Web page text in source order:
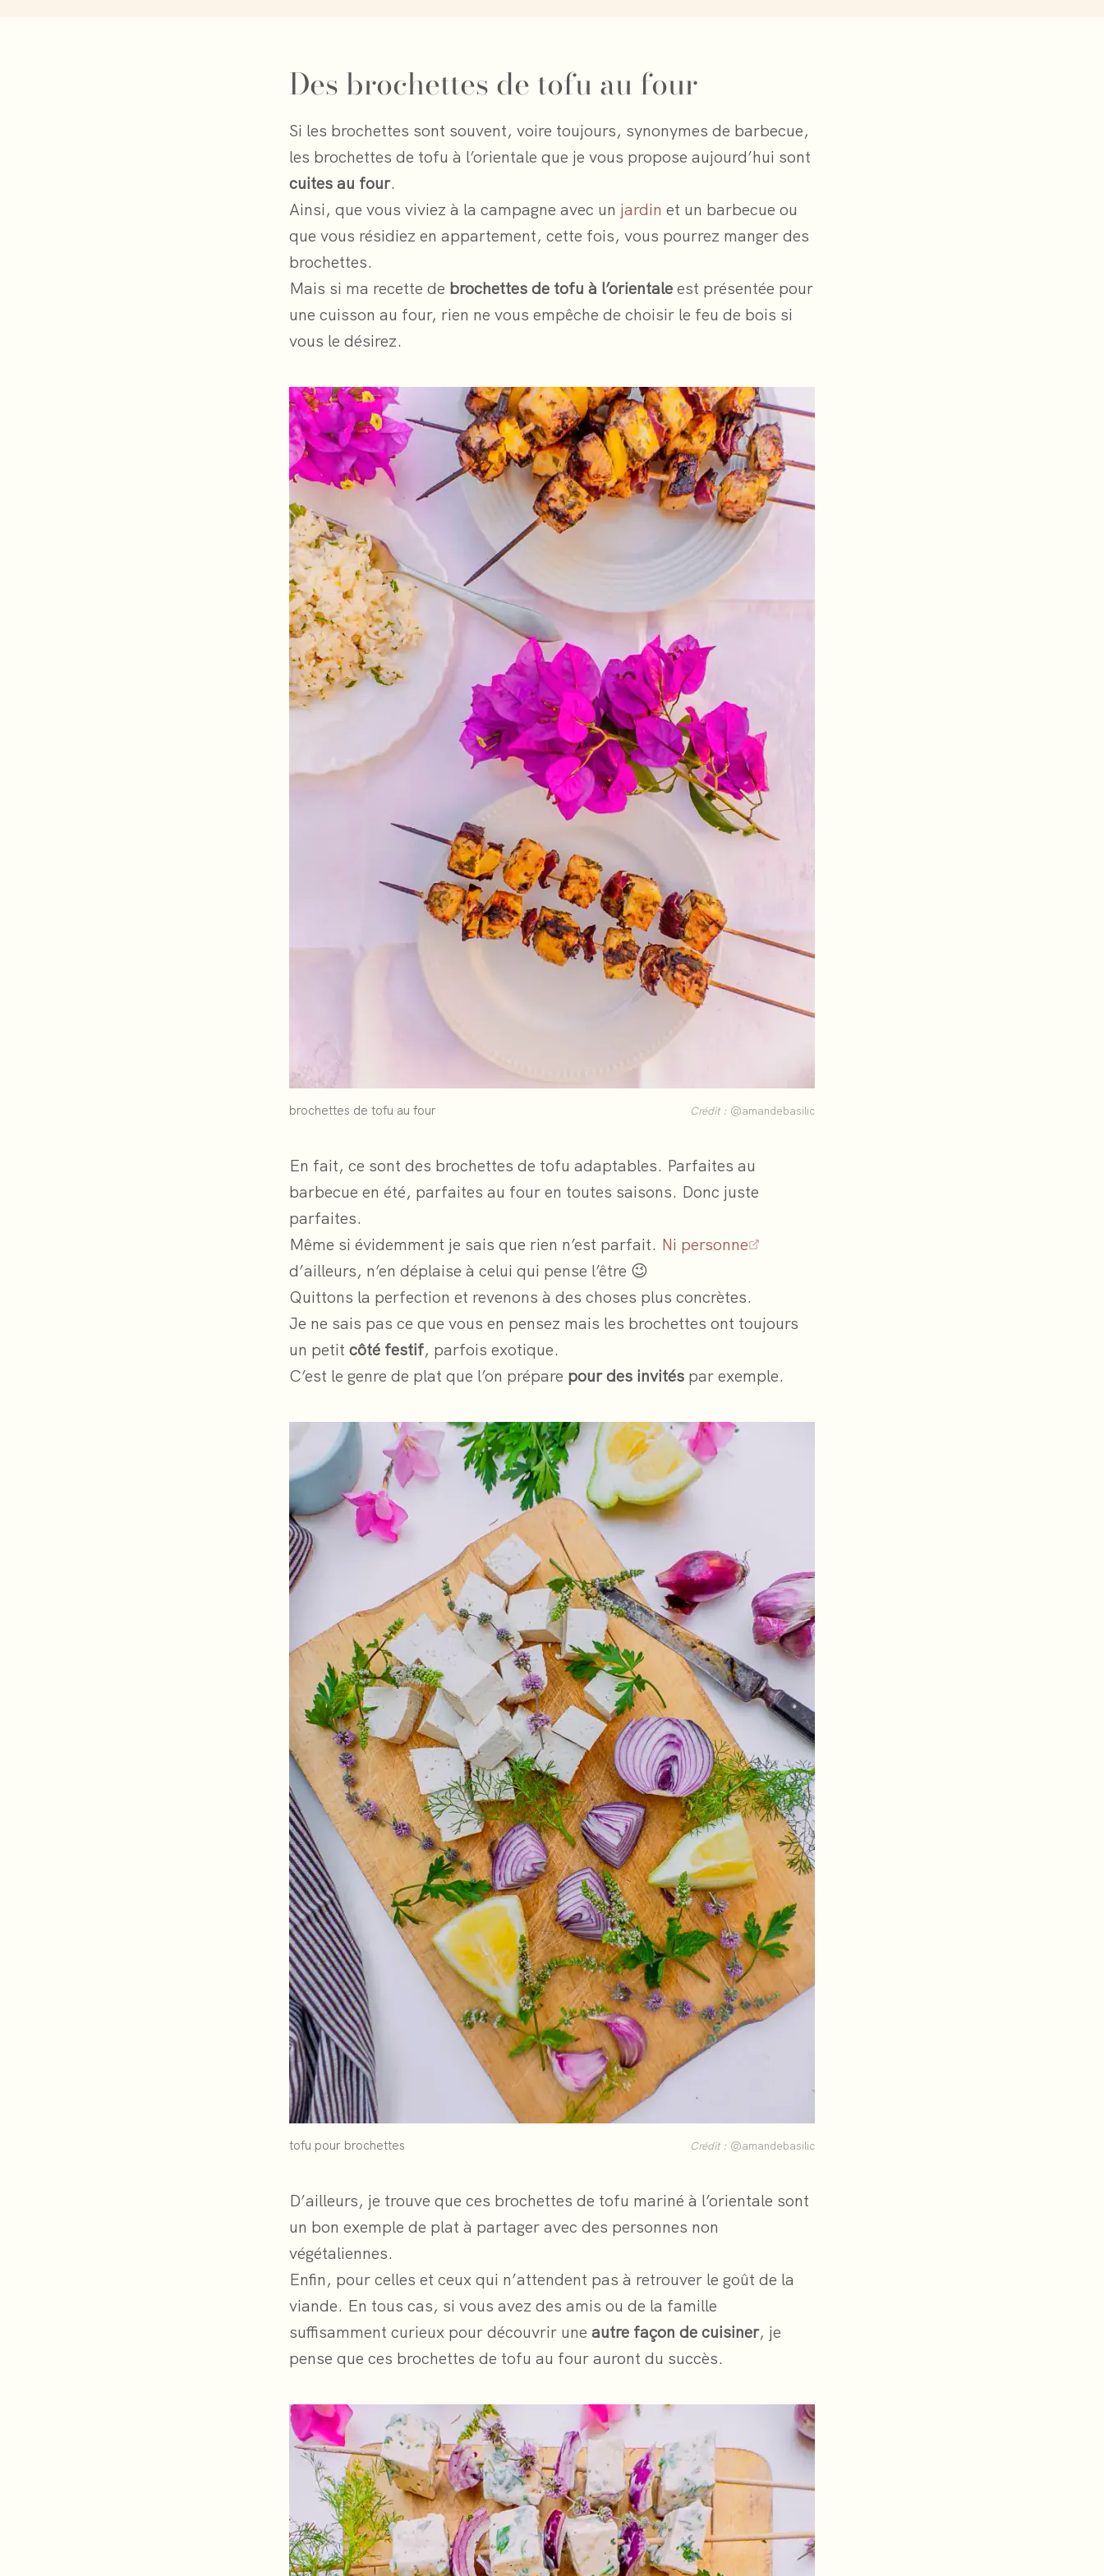
Des brochettes de tofu au four
Si les brochettes sont souvent, voire toujours, synonymes de barbecue,
les brochettes de tofu à l’orientale que je vous propose aujourd’hui sont
cuites au four.
Ainsi, que vous viviez à la campagne avec un jardin et un barbecue ou
que vous résidiez en appartement, cette fois, vous pourrez manger des
brochettes.
Mais si ma recette de brochettes de tofu à l’orientaleest présentée pour
une cuisson au four, rien ne vous empêche de choisir le feu de bois si
vous le désirez.
brochettes de tofu au four Crédit : @amandebasilic
En fait, ce sont des brochettes de tofu adaptables. Parfaites au
barbecue en été, parfaites au four en toutes saisons. Donc juste
parfaites.
Même si évidemment je sais que rien n’est parfait. Ni personne
d’ailleurs, n’en déplaise à celui qui pense l’être 😉
Quittons la perfection et revenons à des choses plus concrètes.
Je ne sais pas ce que vous en pensez mais les brochettes ont toujours
un petit côté festif, parfois exotique.
C’est le genre de plat que l’on prépare pour des invités par exemple.
tofu pour brochettes Crédit : @amandebasilic
D’ailleurs, je trouve que ces brochettes de tofu mariné à l’orientale sont
un bon exemple de plat à partager avec des personnes non
végétaliennes.
Enfin, pour celles et ceux qui n’attendent pas à retrouver le goût de la
viande. En tous cas, si vous avez des amis ou de la famille
suffisamment curieux pour découvrir une autre façon de cuisiner, je
pense que ces brochettes de tofu au four auront du succès.